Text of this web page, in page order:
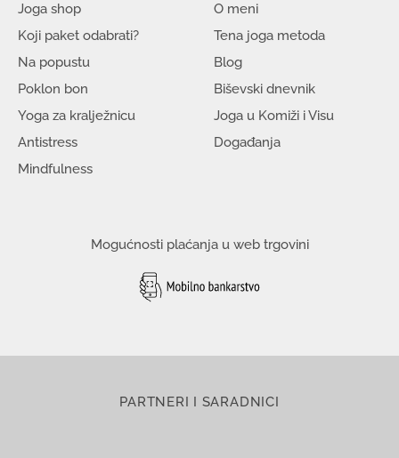
Joga shop
Koji paket odabrati?
Na popustu
Poklon bon
Yoga za kralježnicu
Antistress
Mindfulness
O meni
Tena joga metoda
Blog
Biševski dnevnik
Joga u Komiži i Visu
Događanja
Mogućnosti plaćanja u web trgovini
PARTNERI I SARADNICI